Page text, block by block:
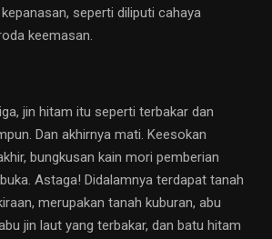
seperti diliputi cahaya
keemasan.
jin hitam itu seperti terbakar dan
Dan akhirnya mati. Keesokan
bungkusan kain mori pemberian
Astaga! Didalamnya terdapat tanah
merupakan tanah kuburan, abu
jin laut yang terbakar, dan batu hitam